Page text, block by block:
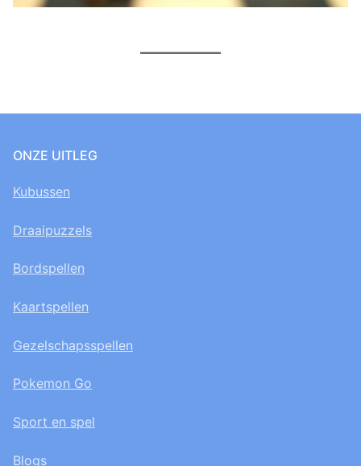
ONZE UITLEG
Kubussen
Draaipuzzels
Bordspellen
Kaartspellen
Gezelschapsspellen
Pokemon Go
Sport en spel
Blogs